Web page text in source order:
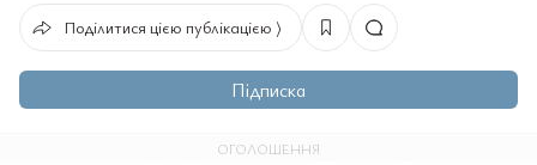
Поділитися цією публікацією ⟩
Підписка
ОГОЛОШЕННЯ